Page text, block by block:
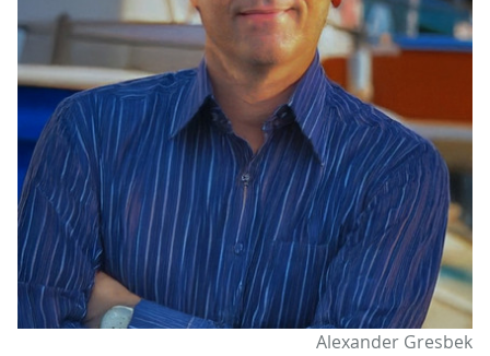
Alexander Gresbek